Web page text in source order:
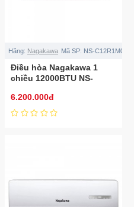
Hãng: Nagakawa Mã SP: NS-C12R1M05
Điều hòa Nagakawa 1
chiều 12000BTU NS-
6.200.000đ